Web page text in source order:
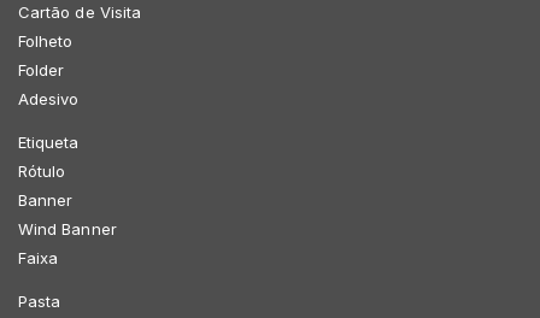
Cartão de Visita
Folheto
Folder
Adesivo
Etiqueta
Rótulo
Banner
Wind Banner
Faixa
Pasta